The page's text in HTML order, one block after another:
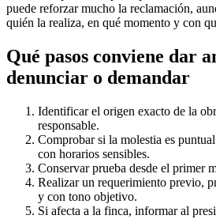
puede reforzar mucho la reclamación,
quién la realiza, en qué momento y con
Qué pasos conviene dar
denunciar o demandar
Identificar el origen exacto de la
responsable.
Comprobar si la molestia es
con horarios sensibles.
Conservar prueba desde el primer
Realizar un requerimiento previo,
y con tono objetivo.
Si afecta a la finca, informar al